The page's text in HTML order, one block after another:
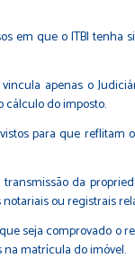
em que o ITBI
apenas o
cálculo do imposto.
para que reflitam
da
ou registrais
seja comprovado o
matrícula do imóvel.